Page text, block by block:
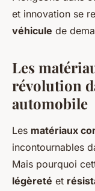
et innovation se
véhicule de
Les
révolution
automobile
Les matériaux
incontournables
Mais pourquoi
légèreté et